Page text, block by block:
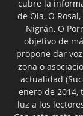
cubre la
de Oia, O
Nigrán, O
objetivo de
propone dar
zona o
actualidad
enero de
luz a los